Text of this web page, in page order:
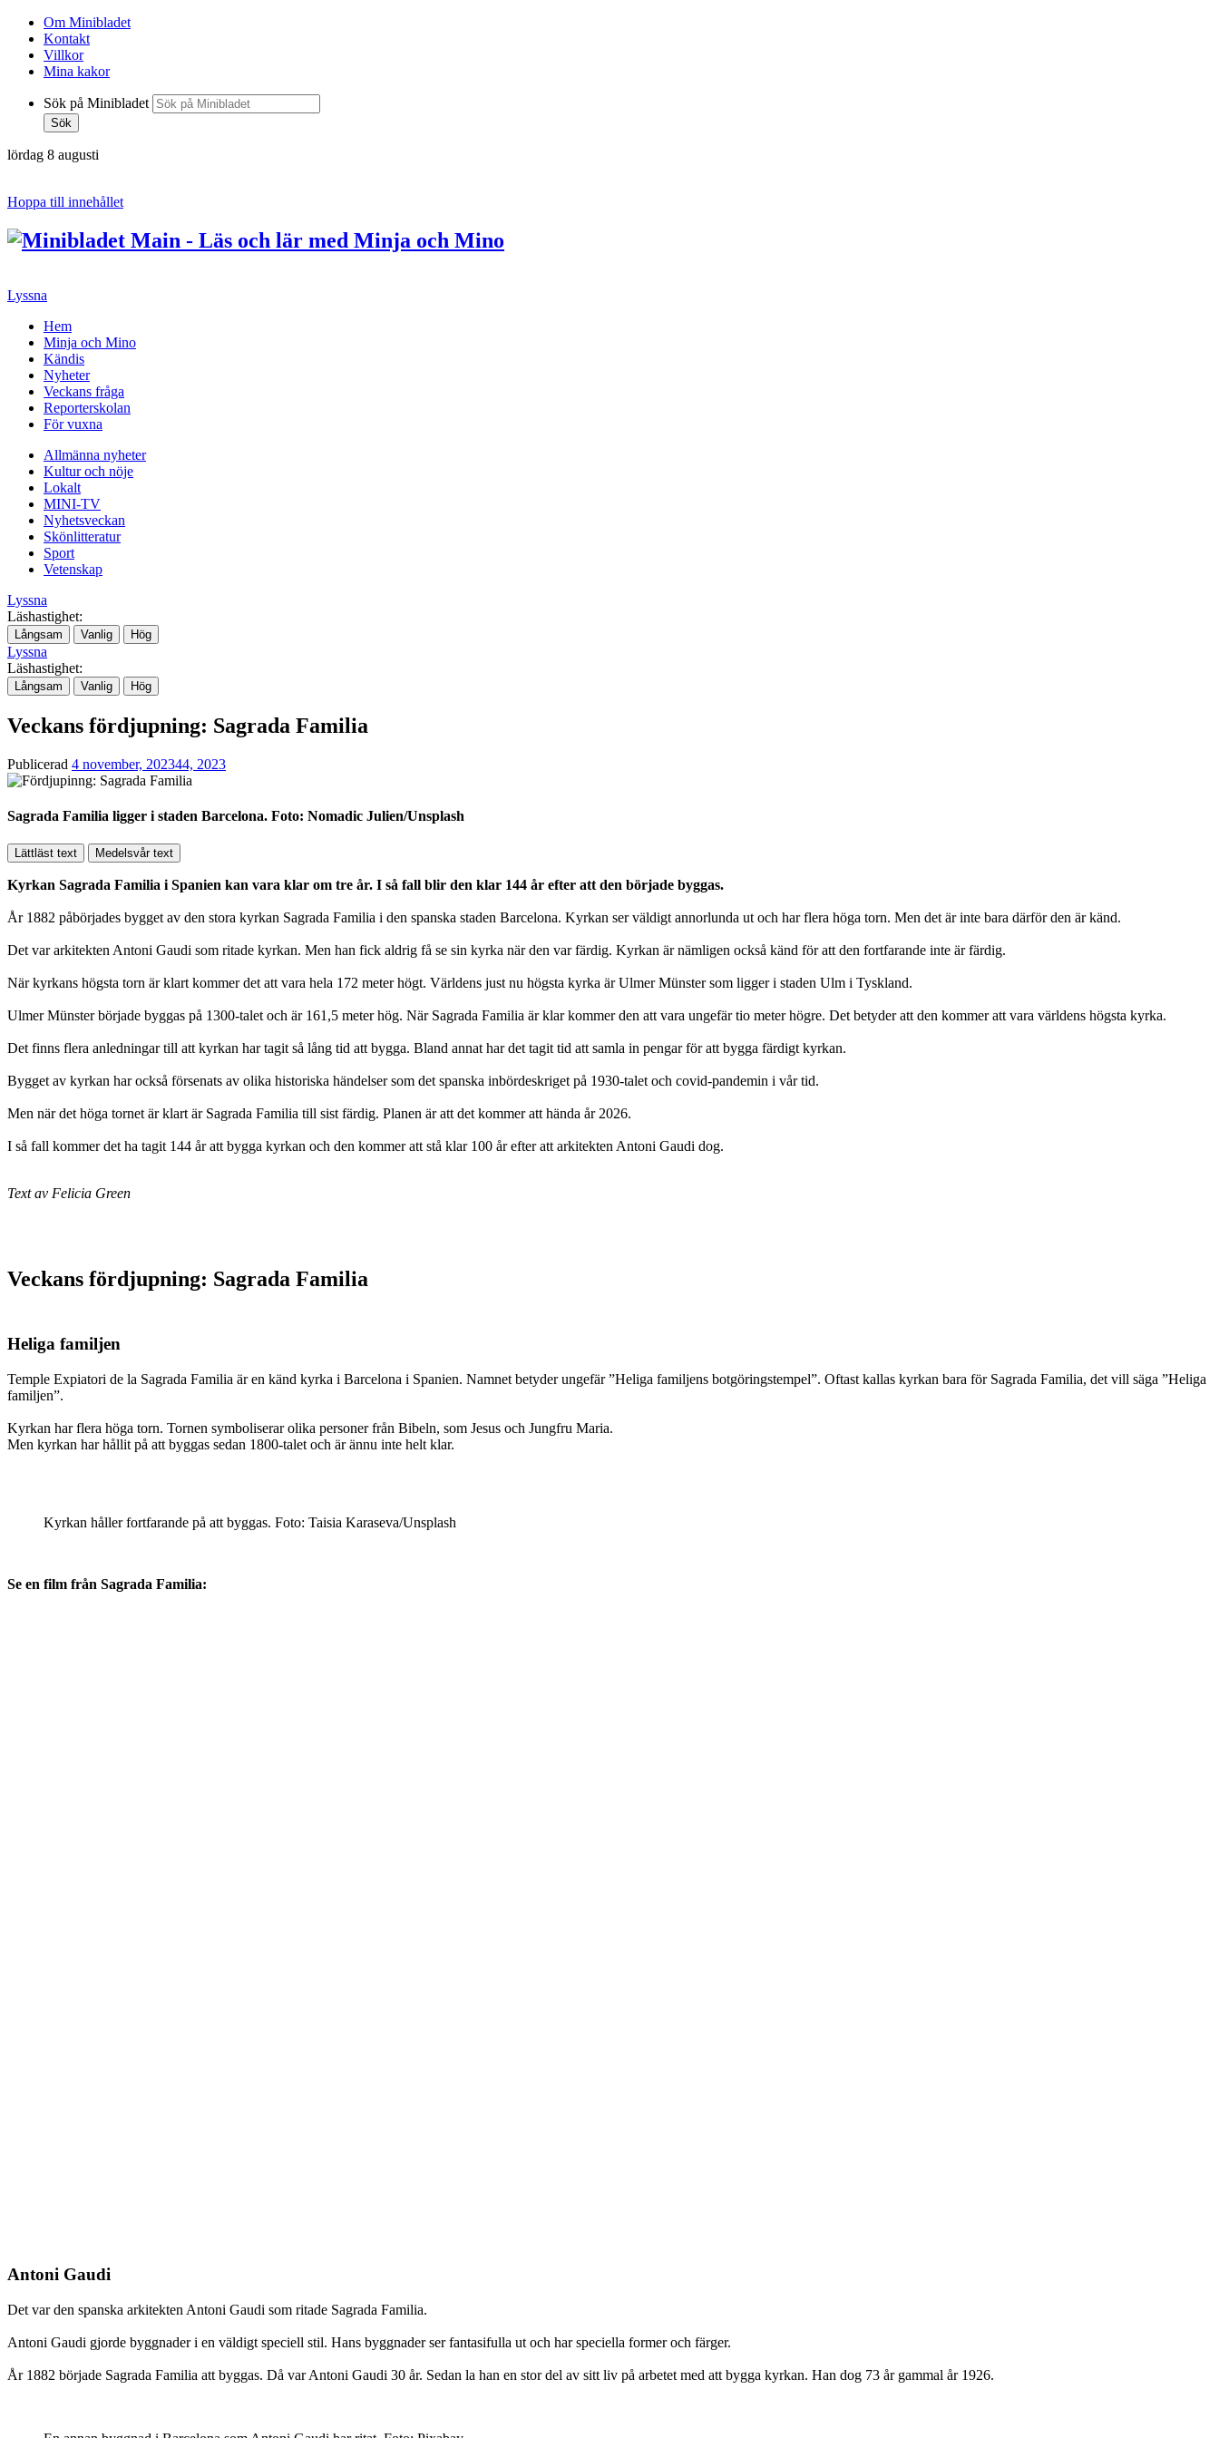
Om Minibladet
Kontakt
Villkor
Mina kakor
Sök på Minibladet
Sök
lördag 8 augusti
Hoppa till innehållet
Lyssna
Hem
Minja och Mino
Kändis
Nyheter
Veckans fråga
Reporterskolan
För vuxna
Allmänna nyheter
Kultur och nöje
Lokalt
MINI-TV
Nyhetsveckan
Skönlitteratur
Sport
Vetenskap
Lyssna
Läshastighet:
Långsam Vanlig Hög
Lyssna
Läshastighet:
Långsam Vanlig Hög
Veckans fördjupning: Sagrada Familia
Publicerad 4 november, 202344, 2023
Sagrada Familia ligger i staden Barcelona. Foto: Nomadic Julien/Unsplash
Lättläst text Medelsvår text
Kyrkan Sagrada Familia i Spanien kan vara klar om tre år. I så fall blir den klar 144 år efter att den började byggas.
År 1882 påbörjades bygget av den stora kyrkan Sagrada Familia i den spanska staden Barcelona. Kyrkan ser väldigt annorlunda ut och har flera höga torn. Men det är inte bara därför den är känd.
Det var arkitekten Antoni Gaudi som ritade kyrkan. Men han fick aldrig få se sin kyrka när den var färdig. Kyrkan är nämligen också känd för att den fortfarande inte är färdig.
När kyrkans högsta torn är klart kommer det att vara hela 172 meter högt. Världens just nu högsta kyrka är Ulmer Münster som ligger i staden Ulm i Tyskland.
Ulmer Münster började byggas på 1300-talet och är 161,5 meter hög. När Sagrada Familia är klar kommer den att vara ungefär tio meter högre. Det betyder att den kommer att vara världens högsta kyrka.
Det finns flera anledningar till att kyrkan har tagit så lång tid att bygga. Bland annat har det tagit tid att samla in pengar för att bygga färdigt kyrkan.
Bygget av kyrkan har också försenats av olika historiska händelser som det spanska inbördeskriget på 1930-talet och covid-pandemin i vår tid.
Men när det höga tornet är klart är Sagrada Familia till sist färdig. Planen är att det kommer att hända år 2026.
I så fall kommer det ha tagit 144 år att bygga kyrkan och den kommer att stå klar 100 år efter att arkitekten Antoni Gaudi dog.
Text av Felicia Green
Veckans fördjupning: Sagrada Familia
Heliga familjen
Temple Expiatori de la Sagrada Familia är en känd kyrka i Barcelona i Spanien. Namnet betyder ungefär ”Heliga familjens botgöringstempel”. Oftast kallas kyrkan bara för Sagrada Familia, det vill säga ”Heliga
familjen”.
Kyrkan har flera höga torn. Tornen symboliserar olika personer från Bibeln, som Jesus och Jungfru Maria.
Men kyrkan har hållit på att byggas sedan 1800-talet och är ännu inte helt klar.
Kyrkan håller fortfarande på att byggas. Foto: Taisia Karaseva/Unsplash
Se en film från Sagrada Familia:
Antoni Gaudi
Det var den spanska arkitekten Antoni Gaudi som ritade Sagrada Familia.
Antoni Gaudi gjorde byggnader i en väldigt speciell stil. Hans byggnader ser fantasifulla ut och har speciella former och färger.
År 1882 började Sagrada Familia att byggas. Då var Antoni Gaudi 30 år. Sedan la han en stor del av sitt liv på arbetet med att bygga kyrkan. Han dog 73 år gammal år 1926.